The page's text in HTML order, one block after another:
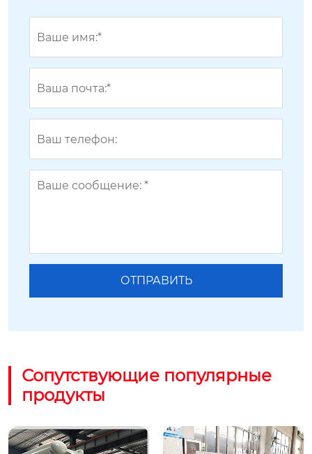
Сопутствующие популярные
продукты